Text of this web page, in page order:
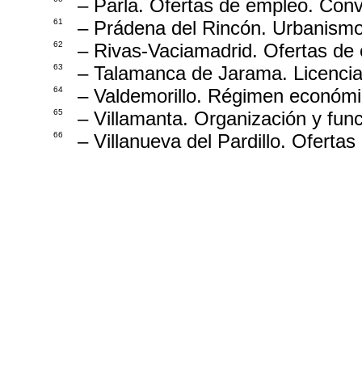
– Parla. Ofertas de empleo.
61 – Prádena del Rincón.
62 – Rivas-Vaciamadrid. Ofertas
63 – Talamanca de Jarama.
64 – Valdemorillo. Régimen
65 – Villamanta. Organización y
66 – Villanueva del Pardillo.